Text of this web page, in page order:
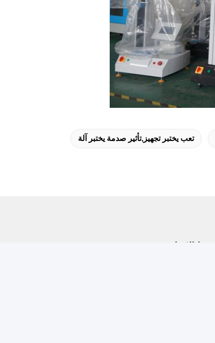
تعب يختبر تجهيز,تأثير صدمة يختبر آلة
الإخبارية